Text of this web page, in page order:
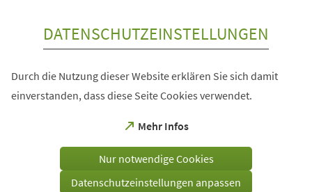
DATENSCHUTZEINSTELLUNGEN
Durch die Nutzung dieser Website erklären Sie sich damit
einverstanden, dass diese Seite Cookies verwendet.
Mehr Infos
(Öffnet
einem
Tab)
Nur notwendige Cookies
Datenschutzeinstellungen anpassen